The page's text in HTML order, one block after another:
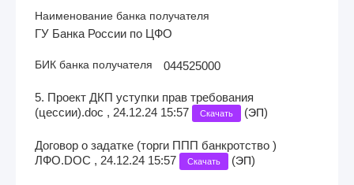
Наименование банка получателя
ГУ Банка России по ЦФО
БИК банка получателя 044525000
5. Проект ДКП уступки прав требования
(цессии).doc , 24.12.24 15:57
Скачать (ЭП)
Договор о задатке (торги ППП банкротство )
ЛФО.DOC , 24.12.24 15:57
Скачать (ЭП)